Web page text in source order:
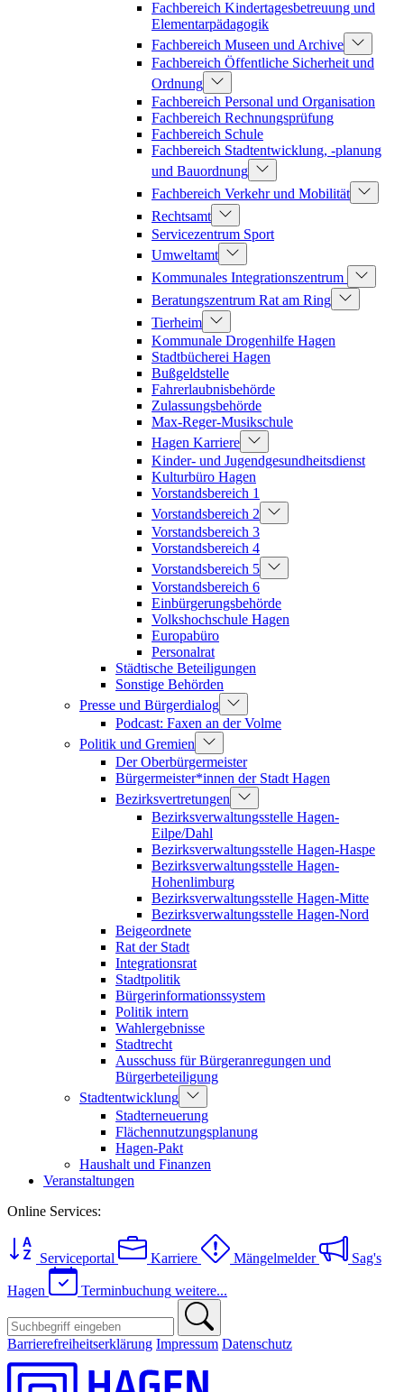
Fachbereich Kindertagesbetreuung und
Elementarpädagogik
Fachbereich Museen und Archive
Fachbereich Öffentliche Sicherheit und
Ordnung
Fachbereich Personal und Organisation
Fachbereich Rechnungsprüfung
Fachbereich Schule
Fachbereich Stadtentwicklung, -planung
und Bauordnung
Fachbereich Verkehr und Mobilität
Rechtsamt
Servicezentrum Sport
Umweltamt
Kommunales Integrationszentrum
Beratungszentrum Rat am Ring
Tierheim
Kommunale Drogenhilfe Hagen
Stadtbücherei Hagen
Bußgeldstelle
Fahrerlaubnisbehörde
Zulassungsbehörde
Max-Reger-Musikschule
Hagen Karriere
Kinder- und Jugendgesundheitsdienst
Kulturbüro Hagen
Vorstandsbereich 1
Vorstandsbereich 2
Vorstandsbereich 3
Vorstandsbereich 4
Vorstandsbereich 5
Vorstandsbereich 6
Einbürgerungsbehörde
Volkshochschule Hagen
Europabüro
Personalrat
Städtische Beteiligungen
Sonstige Behörden
Presse und Bürgerdialog
Podcast: Faxen an der Volme
Politik und Gremien
Der Oberbürgermeister
Bürgermeister*innen der Stadt Hagen
Bezirksvertretungen
Bezirksverwaltungsstelle Hagen-
Eilpe/Dahl
Bezirksverwaltungsstelle Hagen-Haspe
Bezirksverwaltungsstelle Hagen-
Hohenlimburg
Bezirksverwaltungsstelle Hagen-Mitte
Bezirksverwaltungsstelle Hagen-Nord
Beigeordnete
Rat der Stadt
Integrationsrat
Stadtpolitik
Bürgerinformationssystem
Politik intern
Wahlergebnisse
Stadtrecht
Ausschuss für Bürgeranregungen und
Bürgerbeteiligung
Stadtentwicklung
Stadterneuerung
Flächennutzungsplanung
Hagen-Pakt
Haushalt und Finanzen
Veranstaltungen
Online Services:
Serviceportal Karriere Mängelmelder Sag's
Hagen Terminbuchung weitere...
Barrierefreiheitserklärung Impressum Datenschutz